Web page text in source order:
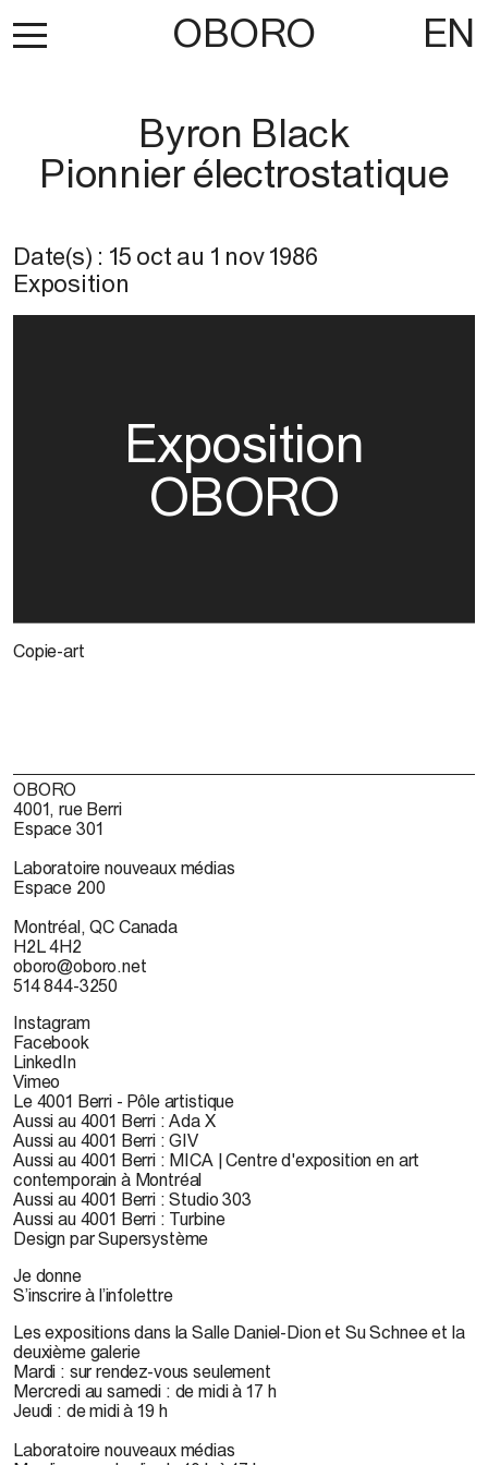
OBORO EN
Byron Black
Pionnier électrostatique
Date(s) : 15 oct au 1 nov 1986
Exposition
Exposition
OBORO
Copie-art
OBORO
4001, rue Berri
Espace 301
Laboratoire nouveaux médias
Espace 200
Montréal, QC Canada
H2L 4H2
oboro@oboro.net
514 844-3250
Instagram
Facebook
LinkedIn
Vimeo
Le 4001 Berri - Pôle artistique
Aussi au 4001 Berri : Ada X
Aussi au 4001 Berri : GIV
Aussi au 4001 Berri : MICA | Centre d'exposition en art
contemporain à Montréal
Aussi au 4001 Berri : Studio 303
Aussi au 4001 Berri : Turbine
Design par Supersystème
Je donne
S’inscrire à l’infolettre
Les expositions dans la Salle Daniel-Dion et Su Schnee et la
deuxième galerie
Mardi : sur rendez-vous seulement
Mercredi au samedi : de midi à 17 h
Jeudi : de midi à 19 h
Laboratoire nouveaux médias